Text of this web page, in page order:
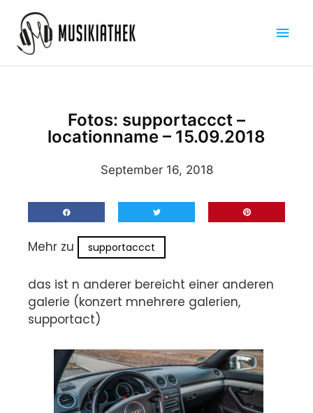
Inhalt
springen
Fotos: supportaccct –
locationname – 15.09.2018
September 16, 2018
Mehr zu supportaccct
das ist n anderer bereicht einer anderen
galerie (konzert mnehrere galerien,
supportact)